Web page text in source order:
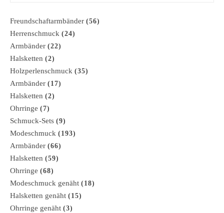
Freundschaftarmbänder (56)
Herrenschmuck (24)
Armbänder (22)
Halsketten (2)
Holzperlenschmuck (35)
Armbänder (17)
Halsketten (2)
Ohrringe (7)
Schmuck-Sets (9)
Modeschmuck (193)
Armbänder (66)
Halsketten (59)
Ohrringe (68)
Modeschmuck genäht (18)
Halsketten genäht (15)
Ohrringe genäht (3)